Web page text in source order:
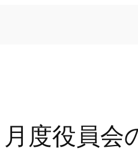
度役員会